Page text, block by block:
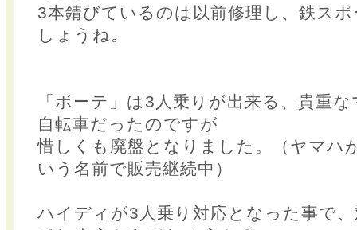
3本錆びているのは以前修理し、鉄ス
しょうね。
「ボーテ」は3人乗りが出来る、貴重
自転車だったのですが
惜しくも廃盤となりました。（ヤマハ
いう名前で販売継続中）
ハイディが3人乗り対応となった事で